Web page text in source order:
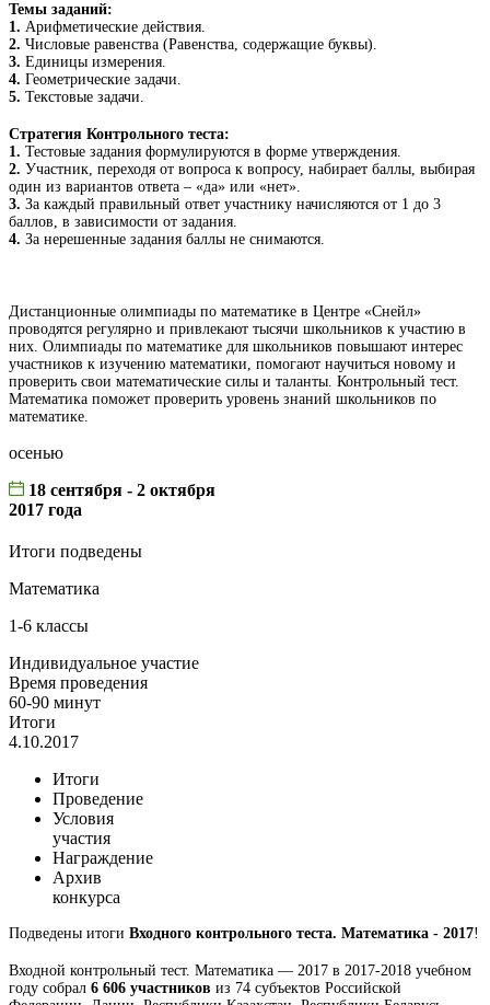
Темы заданий:
1. Арифметические действия.
2. Числовые равенства (Равенства, содержащие буквы).
3. Единицы измерения.
4. Геометрические задачи.
5. Текстовые задачи.
Стратегия Контрольного теста:
1. Тестовые задания формулируются в форме утверждения.
2. Участник, переходя от вопроса к вопросу, набирает баллы, выбирая
один из вариантов ответа – «да» или «нет».
3. За каждый правильный ответ участнику начисляются от 1 до 3
баллов, в зависимости от задания.
4. За нерешенные задания баллы не снимаются.
Дистанционные олимпиады по математике в Центре «Снейл»
проводятся регулярно и привлекают тысячи школьников к участию в
них. Олимпиады по математике для школьников повышают интерес
участников к изучению математики, помогают научиться новому и
проверить свои математические силы и таланты. Контрольный тест.
Математика поможет проверить уровень знаний школьников по
математике.
осенью
18 сентября - 2 октября
2017 года
Итоги подведены
Математика
1-6 классы
Индивидуальное участие
Время проведения
60-90 минут
Итоги
4.10.2017
Итоги
Проведение
Условия
участия
Награждение
Архив
конкурса
Подведены итоги Входного контрольного теста. Математика - 2017!
Входной контрольный тест. Математика — 2017 в 2017-2018 учебном
году собрал 6 606 участников из 74 субъектов Российской